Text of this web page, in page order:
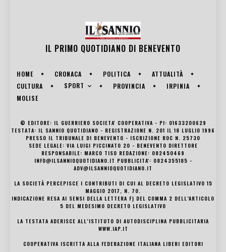
IL PRIMO QUOTIDIANO DI BENEVENTO
HOME CRONACA POLITICA
ATTUALITÀ
CULTURA
SPORT PROVINCIA
IRPINIA
MOLISE
© EDITORE: IL GUERRIERO SOCIETA' COOPERATIVA - PI: 01633200629
TESTATA: IL SANNIO QUOTIDIANO - REGISTRAZIONE N. 201 IL 18 LUGLIO 1996
PRESSO IL TRIBUNALE DI BENEVENTO - ISCRIZIONE ROC N. 25730
SEDE LEGALE: VIA LUIGI PICCINATO 20 - BENEVENTO DIRETTORE
RESPONSABILE: MARCO TISO REDAZIONE: 082450469
INFO@ILSANNIOQUOTIDIANO.IT PUBBLICITA': 0824355185 -
ADV@ILSANNIOQUOTIDIANO.IT
LA SOCIETÀ PERCEPISCE I CONTRIBUTI DI CUI AL DECRETO LEGISLATIVO 15
MAGGIO 2017, N. 70.
INDICAZIONE RESA AI SENSI DELLA LETTERA F) DEL COMMA 2 DELL’ARTICOLO
5 DEL MEDESIMO DECRETO LEGISLATIVO
LA TESTATA ADERISCE ALL’ISTITUTO DI AUTODISCIPLINA PUBBLICITARIA
WWW.IAP.IT
COOPERATIVA ISCRITTA ALLA FEDERAZIONE ITALIANA LIBERI EDITORI